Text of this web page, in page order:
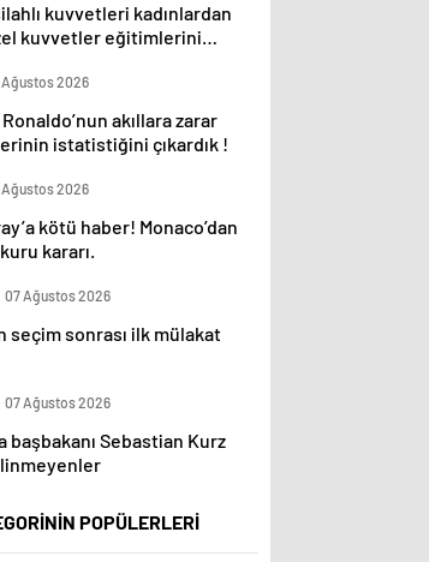
kuvvetleri kadınlardan
kuvvetler eğitimlerini
Ağustos 2026
akıllara zarar
istatistiğini çıkardık !
Ağustos 2026
kötü haber! Monaco’dan
kararı.
07 Ağustos 2026
seçim sonrası ilk mülakat
07 Ağustos 2026
başbakanı Sebastian Kurz
POPÜLERLERİ